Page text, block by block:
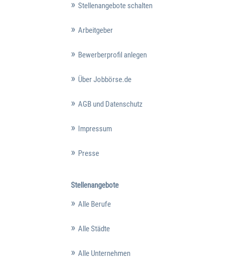
Stellenangebote schalten
Arbeitgeber
Bewerberprofil anlegen
Über Jobbörse.de
AGB und Datenschutz
Impressum
Presse
Stellenangebote
Alle Berufe
Alle Städte
Alle Unternehmen